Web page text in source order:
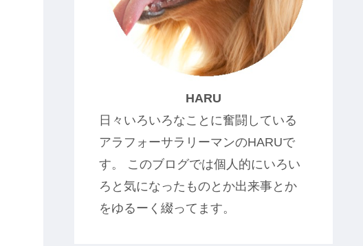
HARU
日々いろいろなことに奮闘している
アラフォーサラリーマンのHARUで
す。 このブログでは個人的にいろい
ろと気になったものとか出来事とか
をゆるーく綴ってます。